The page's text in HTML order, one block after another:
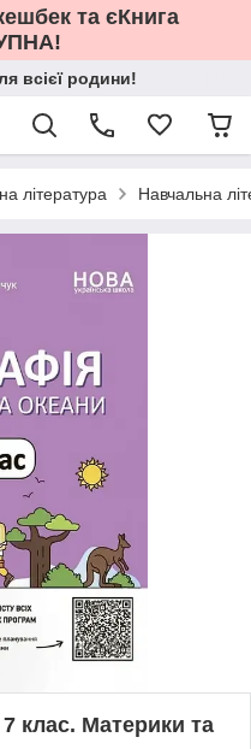
та єКнига
всієї родини!
література Навчальна
клас. Материки та